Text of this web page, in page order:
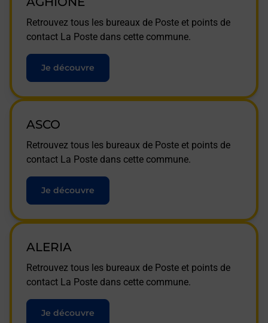
Retrouvez tous les bureaux de Poste et points de
contact La Poste dans cette commune.
Je découvre
ASCO
Retrouvez tous les bureaux de Poste et points de
contact La Poste dans cette commune.
Je découvre
ALERIA
Retrouvez tous les bureaux de Poste et points de
contact La Poste dans cette commune.
Je découvre